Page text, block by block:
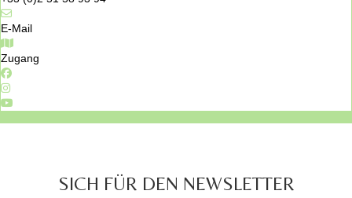
E-Mail
Zugang
SICH FÜR DEN NEWSLETTER